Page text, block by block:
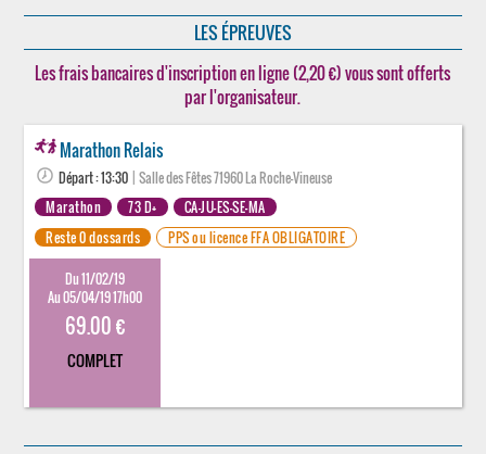
LES ÉPREUVES
Les frais bancaires d'inscription en ligne (2,20 €) vous sont offerts
par l'organisateur.
Marathon Relais
Départ : 13:30 | Salle des Fêtes 71960 La Roche-Vineuse
Marathon
73 D+
CA-JU-ES-SE-MA
Reste 0 dossards
PPS ou licence FFA OBLIGATOIRE
Du 11/02/19
Au 05/04/19 17h00
69.00 €
COMPLET